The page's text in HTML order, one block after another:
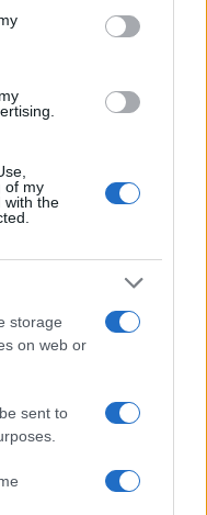
of my
with the
storage
on web or
sent to
con Avis Olbia al
in calo